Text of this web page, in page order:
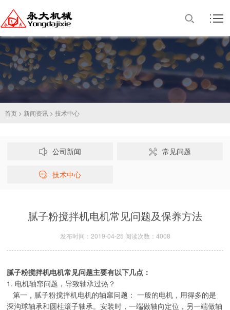
首页> 新闻资讯> 技术中心
公司新闻 常见问题
技术中心
腻子粉搅拌机电机常见问题及保养方法
发布时间：2019-04-25 阅读次数：4008
腻子粉搅拌机电机常见问题主要有以下几点：
1. 电机轴窜问题，导致轴承过热？
第一，腻子粉搅拌机电机的轴窜问题： 一般的电机，用得多的是
深沟球轴承和圆柱滚子轴承。安装时，一端做轴向定位，另一端做轴